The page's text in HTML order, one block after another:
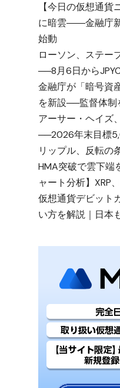
【今日の仮想通
に暗雲――金融庁
始動
ローソン、ステー
──8月6日から
金融庁が「暗号資
を新設──監督体制
アーサー・ヘイズ
──2026年末目標
リップル、反転の
HMA突破で雲下端
ャート分析】XRP
仮想通貨デビット
い方を解説｜日本